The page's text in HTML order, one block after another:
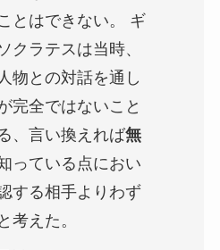
とはできない。 ギ
クラテスは当時、
物との対話を通し
完全ではないこと
、言い換えれば無
っている点におい
する相手よりわず
考えた。